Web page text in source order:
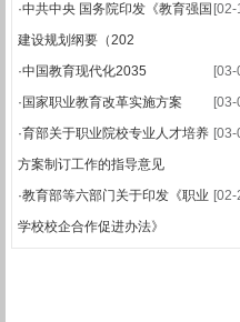
关于公布2025-
2025-2026学年
[02-
·中共中央 国务院印发《教育强国
建设规划纲要（202
[03-
·中国教育现代化2035
[03-
· 国家职业教育改革实施方案
[03-
·育部关于职业院校专业人才培养
方案制订工作的指导意见
[02-
·教育部等六部门关于印发《职业
学校校企合作促进办法》